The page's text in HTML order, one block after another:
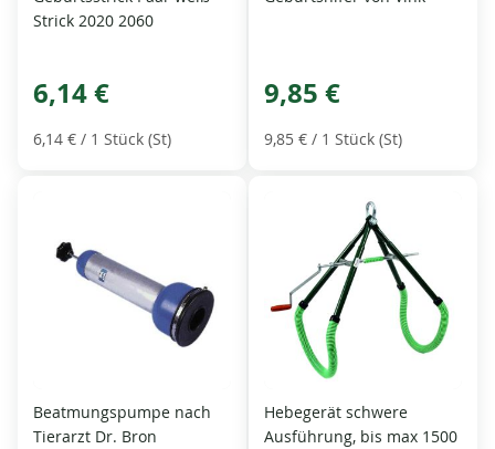
Strick 2020 2060
6,14 €
6,14 € / 1 Stück (St)
9,85 €
9,85 € / 1 Stück (St)
Beatmungspumpe nach
Tierarzt Dr. Bron
Hebegerät schwere
Ausführung, bis max 1500